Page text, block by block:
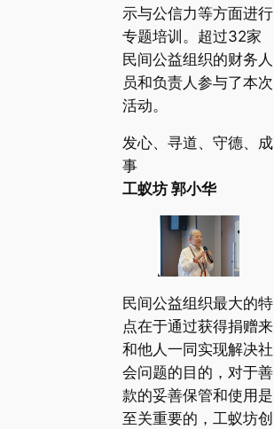
示与公信力等方面进行
专题培训。超过32家
民间公益组织的财务人
员和负责人参与了本次
活动。
发心、寻道、守德、成
事
工蚁坊 郭小华
民间公益组织最大的特
点在于通过获得捐赠来
和他人一同实现解决社
会问题的目的，对于善
款的妥善保管和使用是
至关重要的，工蚁坊创